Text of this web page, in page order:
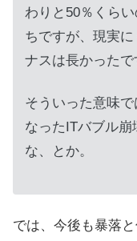
わりと50％くら
ちですが、現実
ナスは長かったで
そういった意味
なったITバブル崩
な、とか。
では、今後も暴落